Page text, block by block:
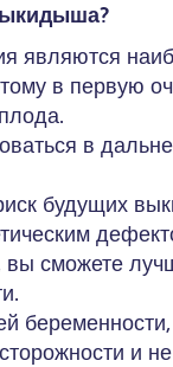
являются
в первую
в
будущих
сможете
и